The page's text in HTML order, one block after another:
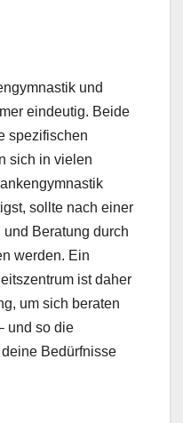
und
eindeutig. Beide
spezifischen
sich in vielen
sollte nach einer
Beratung durch
werden. Ein
ist daher
um sich beraten
und so die
Bedürfnisse